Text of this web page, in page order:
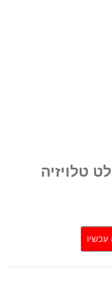
טלויזיה
עכשיו